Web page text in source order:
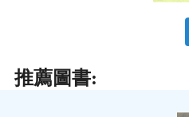
推薦圖書: